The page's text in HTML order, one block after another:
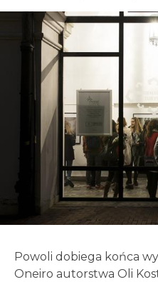
Powoli dobiega końca
Oneiro autorstwa Oli